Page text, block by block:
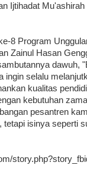
Ijtihadat
8 Program
Zainul Hasan
dawuh,
ingin selalu
kualitas
kebutuhan
pesantren
tetapi isinya seperti